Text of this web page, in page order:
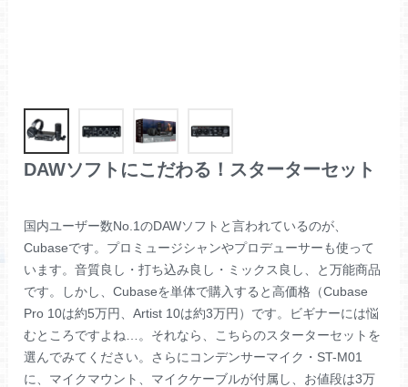
DAWソフトにこだわる！スターターセット
国内ユーザー数No.1のDAWソフトと言われているのが、
Cubaseです。プロミュージシャンやプロデューサーも使って
います。音質良し・打ち込み良し・ミックス良し、と万能商品
です。しかし、Cubaseを単体で購入すると高価格（Cubase
Pro 10は約5万円、Artist 10は約3万円）です。ビギナーには悩
むところですよね…。それなら、こちらのスターターセットを
選んでみてください。さらにコンデンサーマイク・ST-M01
に、マイクマウント、マイクケーブルが付属し、お値段は3万